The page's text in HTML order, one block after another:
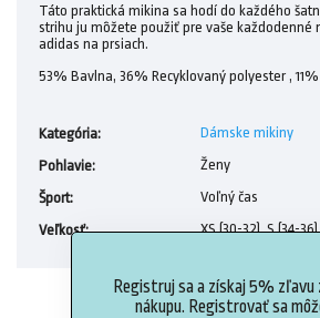
Registruj sa a získaj 5% zľavu
nákupu. Registrovať sa
Táto praktická mikina sa hodí do každého
strihu ju môžete použiť pre vaše každodenné
adidas na prsiach.
53% Bavlna, 36% Recyklovaný polyester ,
Kategória:
Dámske mikiny
Pohlavie:
Ženy
Šport:
Voľný čas
Veľkosť: XS (30-32), S (34-36)